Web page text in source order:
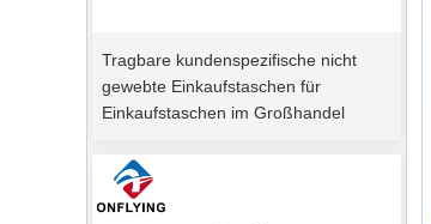
Einkaufstaschen im Großhandel